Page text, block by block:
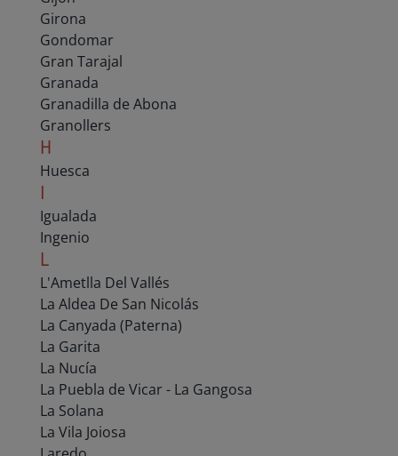
Girona
Gondomar
Gran Tarajal
Granada
Granadilla de Abona
Granollers
H
Huesca
I
Igualada
Ingenio
L
L'Ametlla Del Vallés
La Aldea De San Nicolás
La Canyada (Paterna)
La Garita
La Nucía
La Puebla de Vicar - La Gangosa
La Solana
La Vila Joiosa